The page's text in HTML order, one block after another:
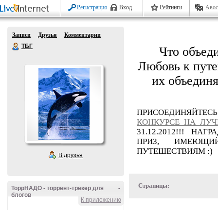
Регистрация Вход Рейтинги
Записи Друзья
Комментарии
ТБГ
В друзья
-
ТоррНАДО - торрент-трекер для
блогов
К приложению
Что
Любовь к
их
КОНКУРСЕ НА
31.12.2012!!!
ПРИЗ,
ПУТЕШЕСТВИЯМ :)
Страницы: